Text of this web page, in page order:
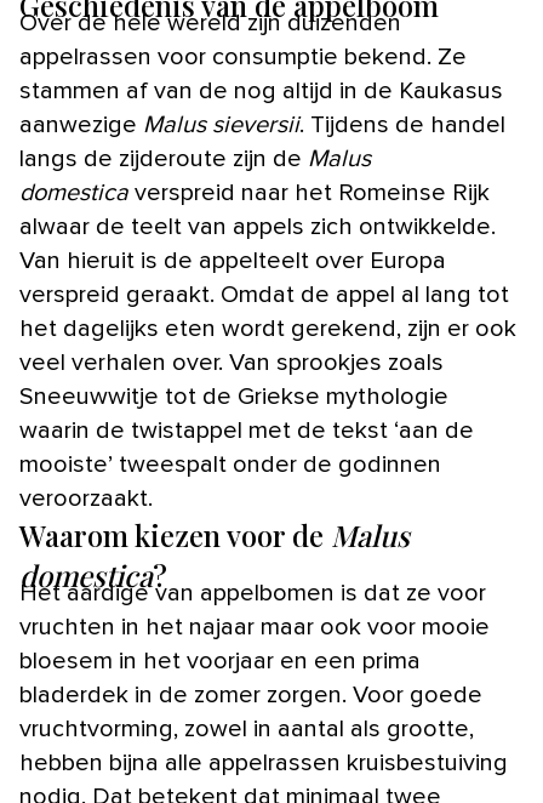
Over de hele wereld zijn duizenden
appelrassen voor consumptie bekend. Ze
stammen af van de nog altijd in de Kaukasus
aanwezige Malus sieversii. Tijdens de handel
langs de zijderoute zijn de Malus
domestica verspreid naar het Romeinse Rijk
alwaar de teelt van appels zich ontwikkelde.
Van hieruit is de appelteelt over Europa
verspreid geraakt. Omdat de appel al lang tot
het dagelijks eten wordt gerekend, zijn er ook
veel verhalen over. Van sprookjes zoals
Sneeuwwitje tot de Griekse mythologie
waarin de twistappel met de tekst ‘aan de
mooiste’ tweespalt onder de godinnen
veroorzaakt.
Waarom kiezen voor de Malus
domestica?
Het aardige van appelbomen is dat ze voor
vruchten in het najaar maar ook voor mooie
bloesem in het voorjaar en een prima
bladerdek in de zomer zorgen. Voor goede
vruchtvorming, zowel in aantal als grootte,
hebben bijna alle appelrassen kruisbestuiving
nodig. Dat betekent dat minimaal twee